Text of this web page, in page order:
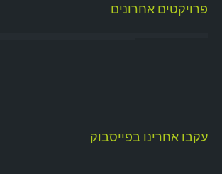
פרויקטים אחרונים
עקבו אחרינו בפייסבוק